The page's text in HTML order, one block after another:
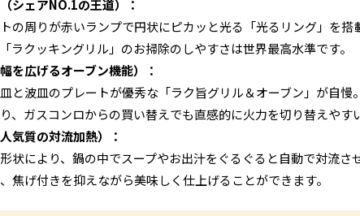
シェアNO.1の王道）：
の周りが赤いランプで円状にピカッと光る「光るリング」を
ラクッキングリル」のお掃除のしやすさは世界最高水準です。
を広げるオーブン機能）：
と波皿のプレートが優秀な「ラク旨グリル＆オーブン」が自慢
、ガスコンロからの買い替えでも直感的に火力を切り替えやす
気質の対流加熱）：
状により、鍋の中でスープやお出汁をぐるぐると自動で対流
焦げ付きを抑えながら美味しく仕上げることができます。